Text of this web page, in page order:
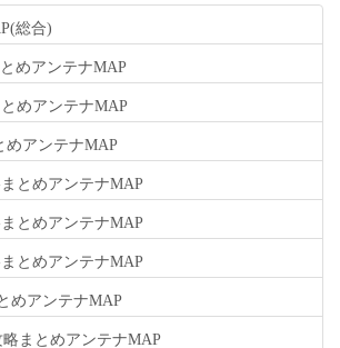
総合)
めアンテナMAP
めアンテナMAP
アンテナMAP
とめアンテナMAP
とめアンテナMAP
とめアンテナMAP
めアンテナMAP
まとめアンテナMAP